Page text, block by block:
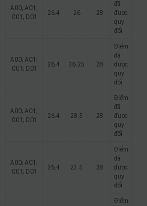
A00; A01;
C01; D01
26.4 26 28
đã
được
quy
đổi
A00; A01;
C01; D01
26.4 26.25 28
Điểm
đã
được
quy
đổi
A00; A01;
C01; D01
26.4 28.5 28
Điểm
đã
được
quy
đổi
A00; A01;
C01; D01
26.4 23.5 28
Điểm
đã
được
quy
đổi
Điểm